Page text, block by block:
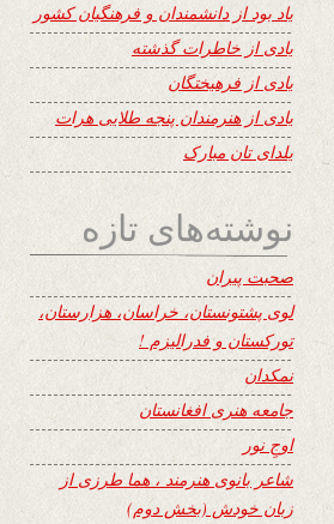
یاد بود از دانشمندان و فرهنگیان کشور
یادی از خاطرات گذشته
یادی از فرهیختگان
یادی از هنرمندان پنجه طلایی هرات
یلدای تان مبارک
نوشته‌های تازه
صحبت پیران
لوی پشتونستان، خراسان، هزارستان،
تورکستان و فدرالیزم !
نمکدان
جامعه هنری افغانستان
اوجِ نور
شاعر بانوی هنرمند ، هما طرزی از
زبان خودش (بخش دوم)